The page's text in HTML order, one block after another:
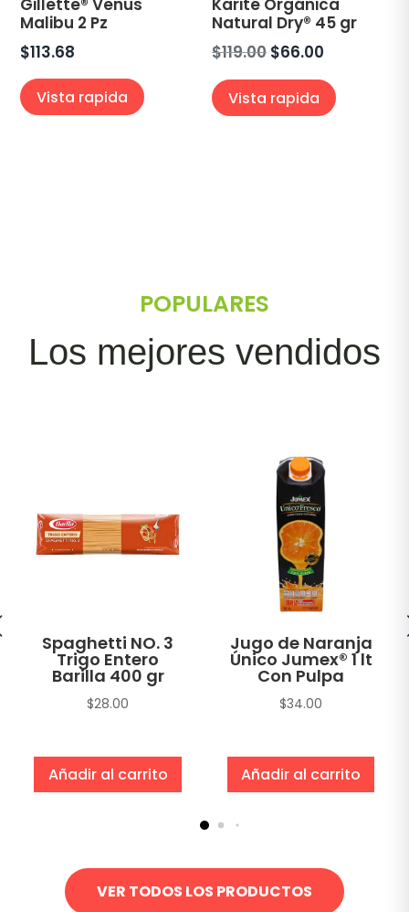
Gillette® Venus
Malibu 2 Pz
$113.68
Vista rapida
Karité Orgánica
Natural Dry® 45 gr
$119.00 El
precio
original
era:
$66.00
actual
es:
Vista rapida
POPULARES
Los mejores vendidos
Spaghetti NO. 3
Trigo Entero
Barilla 400 gr
$28.00
Añadir al carrito
Jugo de Naranja
Único Jumex® 1 lt
Con Pulpa
$34.00
Añadir al carrito
VER TODOS LOS PRODUCTOS